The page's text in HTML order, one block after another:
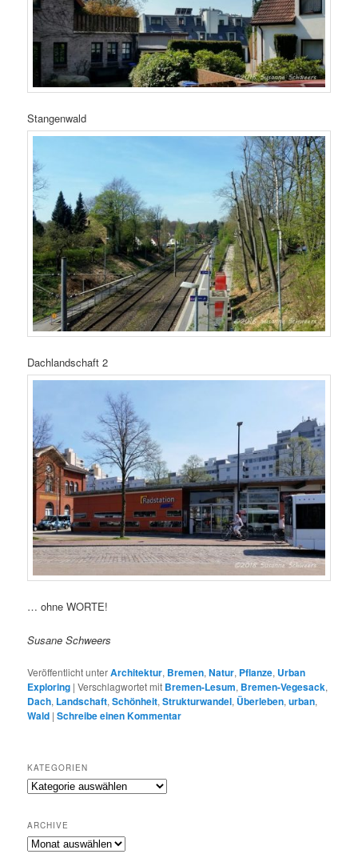
Stangenwald
Dachlandschaft 2
… ohne WORTE!
Susane Schweers
Veröffentlicht unterArchitektur, Bremen,Natur, Pflanze, Urban
Exploring |Verschlagwortet mit Bremen-Lesum, Bremen-Vegesack,
Dach, Landschaft,Schönheit,Strukturwandel, Überleben,urban,
Wald |Schreibe einen Kommentar
KATEGORIEN
K
e
g
ARCHIVE
A